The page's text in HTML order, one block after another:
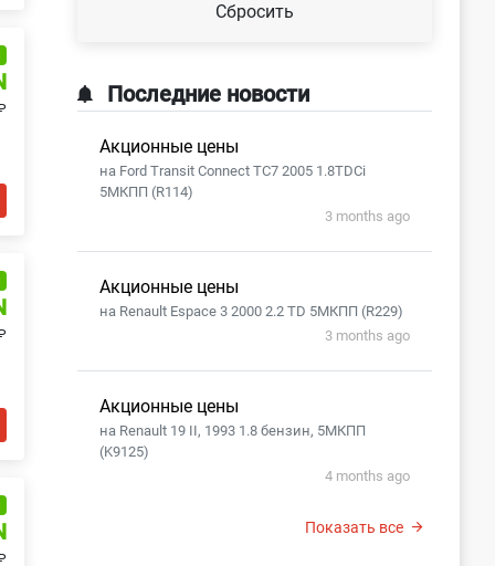
Сбросить
Последние новости
Акционные цены
на Ford Transit Connect TC7 2005 1.8TDCi
5МКПП (R114)
3 months ago
Акционные цены
на Renault Espace 3 2000 2.2 TD 5МКПП (R229)
3 months ago
Акционные цены
на Renault 19 II, 1993 1.8 бензин, 5МКПП
(K9125)
4 months ago
Показать все